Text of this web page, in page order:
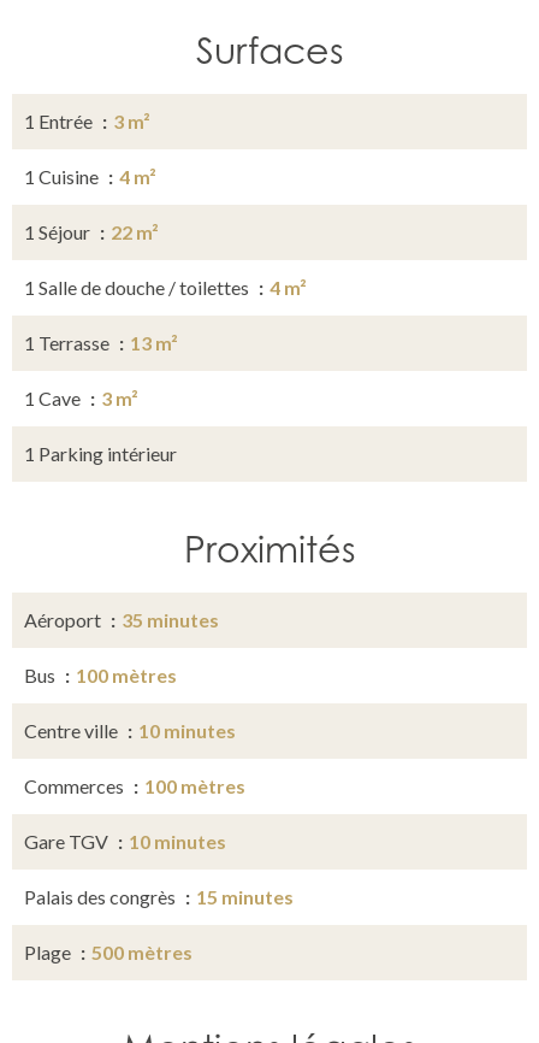
Surfaces
1 Entrée 3 m²
1 Cuisine 4 m²
1 Séjour 22 m²
1 Salle de douche / toilettes 4 m²
1 Terrasse 13 m²
1 Cave 3 m²
1 Parking intérieur
Proximités
Aéroport 35 minutes
Bus 100 mètres
Centre ville 10 minutes
Commerces 100 mètres
Gare TGV 10 minutes
Palais des congrès 15 minutes
Plage 500 mètres